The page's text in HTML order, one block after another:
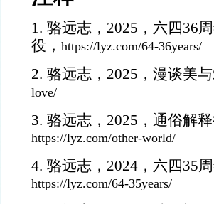
1. 骆远志， 2025，六四36
役， https://lyz.com/64-36years/
2. 骆远志， 2025，漫谈美
love/
3. 骆远志， 2025，通俗解
https://lyz.com/other-world/
4. 骆远志， 2024，六四35
https://lyz.com/64-35years/